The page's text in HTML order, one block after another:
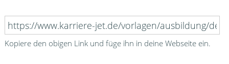
Kopiere den obigen Link und füge ihn in deine Webseite ein.